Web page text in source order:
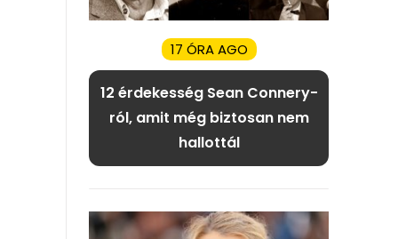
17 ÓRA AGO
12 érdekesség Sean Connery-
ról, amit még biztosan nem
hallottál